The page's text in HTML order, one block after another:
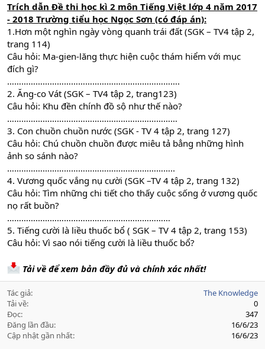
Trích dẫn Đề thi học kì 2 môn Tiếng Việt lớp 4 năm 2017
- 2018 Trường tiểu học Ngọc Sơn (có đáp án):
1.Hơn một nghìn ngày vòng quanh trái đất (SGK – TV4 tập 2,
trang 114)
Câu hỏi: Ma-gien-lăng thực hiện cuộc thám hiểm với mục
đích gì?
……………………………………………………………….
2. Ăng-co Vát (SGK – TV4 tập 2, trang123)
Câu hỏi: Khu đền chính đồ sộ như thế nào?
………………………………………………………………
3. Con chuồn chuồn nước (SGK - TV 4 tập 2, trang 127)
Câu hỏi: Chú chuồn chuồn được miêu tả bẳng những hình
ảnh so sánh nào?
……………………………………………………………..
4. Vương quốc vắng nụ cười (SGK –TV 4 tập 2, trang 132)
Câu hỏi: Tìm những chi tiết cho thấy cuộc sống ở vương quốc
nọ rất buồn?
……………………………………………………………
5. Tiếng cười là liều thuốc bổ ( SGK – TV 4 tập 2, trang 153)
Câu hỏi: Vì sao nói tiếng cười là liều thuốc bổ?
Tải về để xem bản đầy đủ và chính xác nhất!
Tác giả
The Knowledge
Tải về
0
Đọc
347
Đăng lần đầu
16/6/23
Cập nhật gần nhất
16/6/23